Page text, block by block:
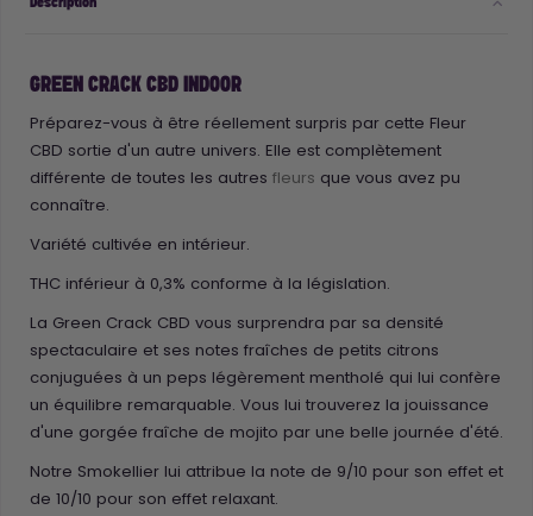
GREEN CRACK CBD INDOOR
Préparez-vous à être réellement surpris par cette Fleur
CBD sortie d'un autre univers. Elle est complètement
différente de toutes les autres fleurs que vous avez pu
connaître.
Variété cultivée en intérieur.
THC inférieur à 0,3% conforme à la législation.
La Green Crack CBD vous surprendra par sa densité
spectaculaire et ses notes fraîches de petits citrons
conjuguées à un peps légèrement mentholé qui lui confère
un équilibre remarquable. Vous lui trouverez la jouissance
d'une gorgée fraîche de mojito par une belle journée d'été.
Notre Smokellier lui attribue la note de 9/10 pour son effet et
de 10/10 pour son effet relaxant.